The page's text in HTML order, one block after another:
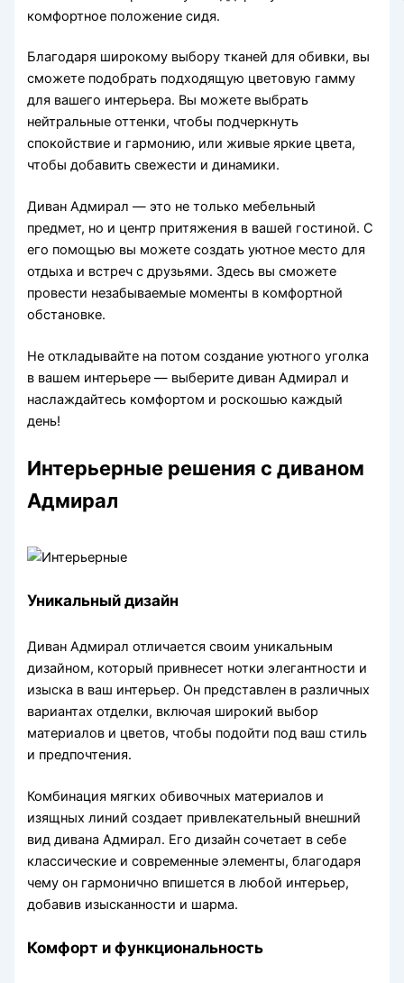
комфортное положение сидя.
Благодаря широкому выбору тканей для обивки, вы
сможете подобрать подходящую цветовую гамму
для вашего интерьера. Вы можете выбрать
нейтральные оттенки, чтобы подчеркнуть
спокойствие и гармонию, или живые яркие цвета,
чтобы добавить свежести и динамики.
Диван Адмирал — это не только мебельный
предмет, но и центр притяжения в вашей гостиной. С
его помощью вы можете создать уютное место для
отдыха и встреч с друзьями. Здесь вы сможете
провести незабываемые моменты в комфортной
обстановке.
Не откладывайте на потом создание уютного уголка
в вашем интерьере — выберите диван Адмирал и
наслаждайтесь комфортом и роскошью каждый
день!
Интерьерные решения с диваном
Адмирал
Уникальный дизайн
Диван Адмирал отличается своим уникальным
дизайном, который привнесет нотки элегантности и
изыска в ваш интерьер. Он представлен в различных
вариантах отделки, включая широкий выбор
материалов и цветов, чтобы подойти под ваш стиль
и предпочтения.
Комбинация мягких обивочных материалов и
изящных линий создает привлекательный внешний
вид дивана Адмирал. Его дизайн сочетает в себе
классические и современные элементы, благодаря
чему он гармонично впишется в любой интерьер,
добавив изысканности и шарма.
Комфорт и функциональность